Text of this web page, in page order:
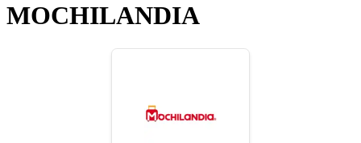
MOCHILANDIA